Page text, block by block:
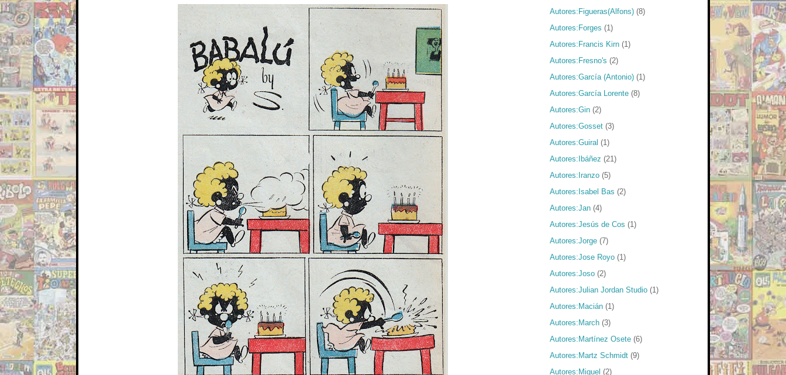
Autores:Figueras(Alfons) (8)
Autores:Forges (1)
Autores:Francis Kirn (1)
Autores:Fresno's (2)
Autores:García (Antonio) (1)
Autores:García Lorente (8)
Autores:Gin (2)
Autores:Gosset (3)
Autores:Guiral (1)
Autores:Ibáñez (21)
Autores:Iranzo (5)
Autores:Isabel Bas (2)
Autores:Jan (4)
Autores:Jesús de Cos (1)
Autores:Jorge (7)
Autores:Jose Royo (1)
Autores:Joso (2)
Autores:Julian Jordan Studio (1)
Autores:Macián (1)
Autores:March (3)
Autores:Martínez Osete (6)
Autores:Martz Schmidt (9)
Autores:Miguel (2)